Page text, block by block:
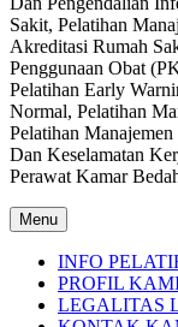
Sakit, Pelatihan
Akreditasi Rumah
Penggunaan Obat
Pelatihan Early
Normal, Pelatihan
Pelatihan
Dan Keselamatan
Perawat Kamar
Menu
INFO
PROFIL
LEGALITAS